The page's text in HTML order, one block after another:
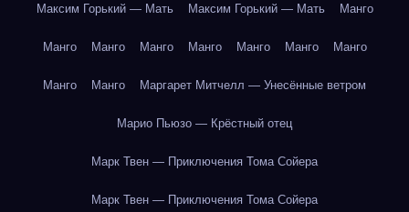
Максим Горький — Мать Максим Горький — Мать Манго
Манго Манго Манго Манго Манго Манго Манго
Манго Манго Маргарет Митчелл — Унесённые ветром
Марио Пьюзо — Крёстный отец
Марк Твен — Приключения Тома Сойера
Марк Твен — Приключения Тома Сойера